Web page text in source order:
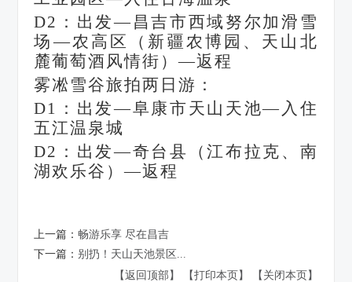
D2：出发—昌吉市西域努尔加滑雪
场—农高区（新疆农博园、天山北
麓葡萄酒风情街）—返程
雾凇雪谷旅拍两日游：
D1：出发—阜康市天山天池—入住
五江温泉城
D2：出发—奇台县（江布拉克、南
湖欢乐谷）—返程
上一篇：畅游乐享 尽在昌吉
下一篇：别扔！天山天池景区...
【返回顶部】
【打印本页】 【关闭本页】